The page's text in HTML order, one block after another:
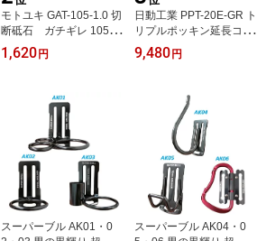
モトユキ GAT-105-1.0 切
断砥石 ガチギレ 105×
1.0×15（12枚入）
1,620 円
日動工業 PPT-20E-GR ト
リプルポッキン延長コー
ド アース付 グリーン 20
m 屋内用
9,480 円
スーパーブル AK01・0
スーパーブル AK04・0